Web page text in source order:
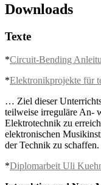
Downloads
Texte
*Circuit-Bending
*Elektronikprojekte für
… Ziel dieser
teilweise irreguläre An-
Elektrotechnik zu
elektronischen
der Technik zu
*Diplomarbeit Uli